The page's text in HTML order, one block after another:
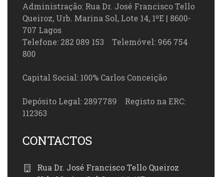
Administração: Rua Dr. José Francisco Tello
Queiroz, Urb. Marina Sol, Lote 14, 1ºE | 8600-
707 Lagos
Telefone: 282 089 153 Telemóvel: 966 754
800
Capital Social: 100% Carlos Conceição
Depósito Legal: 2897789 Registo na ERC:
112363
CONTACTOS
Rua Dr. José Francisco Tello Queiroz